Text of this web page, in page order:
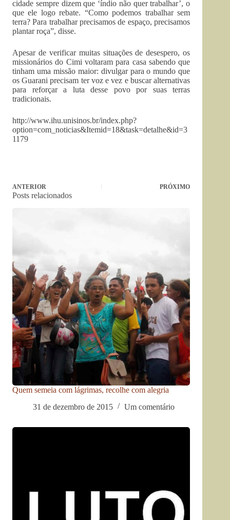
cidade sempre dizem que ‘índio não quer trabalhar’, o
que ele logo rebate. “Como podemos trabalhar sem
terra? Para trabalhar precisamos de espaço, precisamos
plantar roça”, disse.
Apesar de verificar muitas situações de desespero, os
missionários do Cimi voltaram para casa sabendo que
tinham uma missão maior: divulgar para o mundo que
os Guarani precisam ter voz e vez e buscar alternativas
para reforçar a luta desse povo por suas terras
tradicionais.
http://www.ihu.unisinos.br/index.php?
option=com_noticias&Itemid=18&task=detalhe&id=3
1179
ANTERIOR PRÓXIMO
Posts relacionados
Quem semeia com lágrimas, recolhe com alegria
31 de dezembro de 2015
Um comentário